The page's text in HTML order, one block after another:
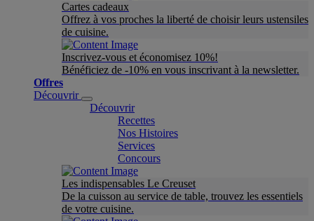
Cartes cadeaux
Offrez à vos proches la liberté de choisir leurs ustensiles
de cuisine.
Inscrivez-vous et économisez 10%!
Bénéficiez de -10% en vous inscrivant à la newsletter.
Offres
Découvrir
Découvrir
Recettes
Nos Histoires
Services
Concours
Les indispensables Le Creuset
De la cuisson au service de table, trouvez les essentiels
de votre cuisine.